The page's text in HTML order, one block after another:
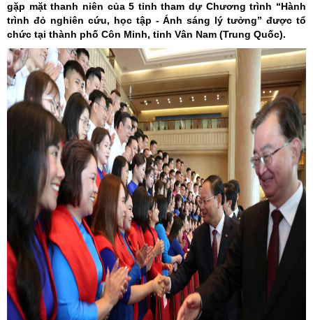
gặp mặt thanh niên của 5 tỉnh tham dự Chương trình “Hành
trình đỏ nghiên cứu, học tập - Ánh sáng lý tưởng” được tổ
chức tại thành phố Côn Minh, tỉnh Vân Nam (Trung Quốc).